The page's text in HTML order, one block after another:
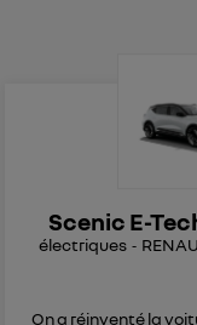
Scenic E-
électriques
On a réinventé la